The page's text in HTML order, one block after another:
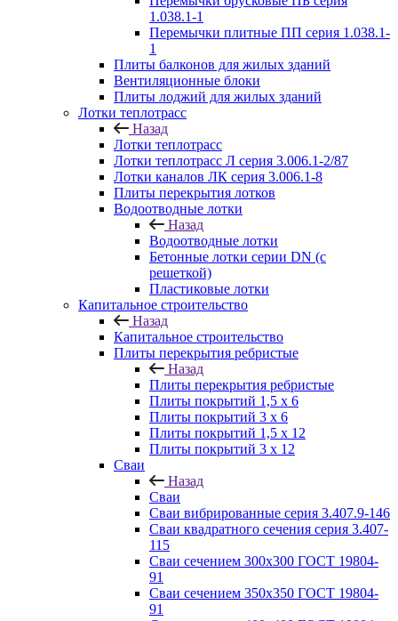
1.038.1-1
Перемычки плитные ПП серия 1.038.1-
1
Плиты балконов для жилых зданий
Вентиляционные блоки
Плиты лоджий для жилых зданий
Лотки теплотрасс
Назад
Лотки теплотрасс
Лотки теплотрасс Л серия 3.006.1-2/87
Лотки каналов ЛК серия 3.006.1-8
Плиты перекрытия лотков
Водоотводные лотки
Назад
Водоотводные лотки
Бетонные лотки серии DN (с
решеткой)
Пластиковые лотки
Капитальное строительство
Назад
Капитальное строительство
Плиты перекрытия ребристые
Назад
Плиты перекрытия ребристые
Плиты покрытий 1,5 x 6
Плиты покрытий 3 x 6
Плиты покрытий 1,5 x 12
Плиты покрытий 3 x 12
Сваи
Назад
Сваи
Сваи вибрированные серия 3.407.9-146
Сваи квадратного сечения серия 3.407-
115
Сваи сечением 300х300 ГОСТ 19804-
91
Сваи сечением 350х350 ГОСТ 19804-
91